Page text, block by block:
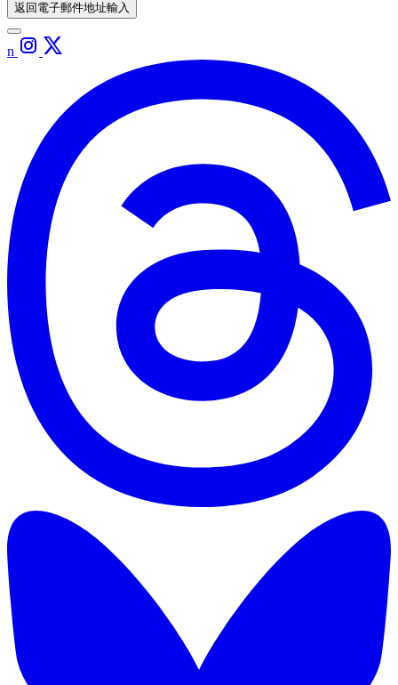
返回電子郵件地址輸入
n